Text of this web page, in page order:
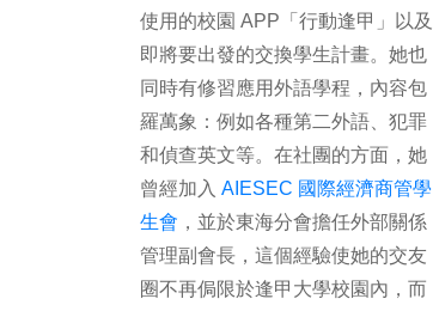
使用的校園 APP「行動逢甲」以及
即將要出發的交換學生計畫。她也
同時有修習應用外語學程，內容包
羅萬象：例如各種第二外語、犯罪
和偵查英文等。在社團的方面，她
曾經加入 AIESEC 國際經濟商管學
生會 ，並於東海分會擔任外部關係
管理副會長，這個經驗使她的交友
圈不再侷限於逢甲大學校園內，而